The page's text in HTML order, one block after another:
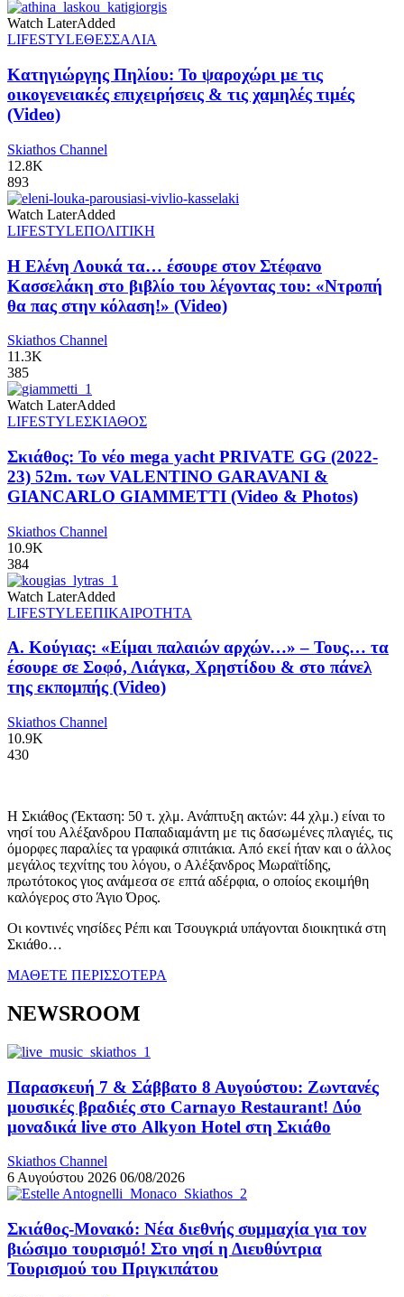
Watch LaterAdded
LIFESTYLEΘΕΣΣΑΛΙΑ
Κατηγιώργης Πηλίου: Το ψαροχώρι με τις
οικογενειακές επιχειρήσεις & τις χαμηλές τιμές
(Video)
Skiathos Channel
12.8K
893
Watch LaterAdded
LIFESTYLEΠΟΛΙΤΙΚΗ
Η Ελένη Λουκά τα… έσουρε στον Στέφανο
Κασσελάκη στο βιβλίο του λέγοντας του: «Ντροπή
θα πας στην κόλαση!» (Video)
Skiathos Channel
11.3K
385
Watch LaterAdded
LIFESTYLEΣΚΙΑΘΟΣ
Σκιάθος: Το νέο mega yacht PRIVATE GG (2022-
23) 52m. των VALENTINO GARAVANI &
GIANCARLO GIAMMETTI (Video & Photos)
Skiathos Channel
10.9K
384
Watch LaterAdded
LIFESTYLEΕΠΙΚΑΙΡΟΤΗΤΑ
Α. Κούγιας: «Είμαι παλαιών αρχών…» – Τους… τα
έσουρε σε Σοφό, Λιάγκα, Χρηστίδου & στο πάνελ
της εκπομπής (Video)
Skiathos Channel
10.9K
430
Η Σκιάθος (Έκταση: 50 τ. χλμ. Ανάπτυξη ακτών: 44 χλμ.) είναι το
νησί του Αλέξανδρου Παπαδιαμάντη με τις δασωμένες πλαγιές, τις
όμορφες παραλίες τα γραφικά σπιτάκια. Από εκεί ήταν και ο άλλος
μεγάλος τεχνίτης του λόγου, ο Αλέξανδρος Μωραϊτίδης,
πρωτότοκος γιος ανάμεσα σε επτά αδέρφια, ο οποίος εκοιμήθη
καλόγερος στο Άγιο Όρος.
Οι κοντινές νησίδες Ρέπι και Τσουγκριά υπάγονται διοικητικά στη
Σκιάθο…
ΜΑΘΕΤΕ ΠΕΡΙΣΣΟΤΕΡΑ
NEWSROOM
Παρασκευή 7 & Σάββατο 8 Αυγούστου: Ζωντανές
μουσικές βραδιές στο Carnayo Restaurant! Δύο
μοναδικά live στο Alkyon Hotel στη Σκιάθο
Skiathos Channel
6 Αυγούστου 2026 06/08/2026
Σκιάθος-Μονακό: Νέα διεθνής συμμαχία για τον
βιώσιμο τουρισμό! Στο νησί η Διευθύντρια
Τουρισμού του Πριγκιπάτου